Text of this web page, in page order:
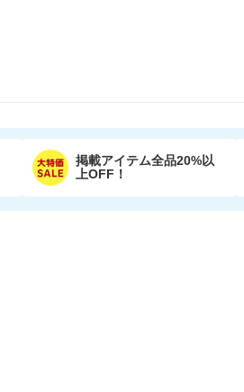
掲載アイテム全品20%以
上OFF！